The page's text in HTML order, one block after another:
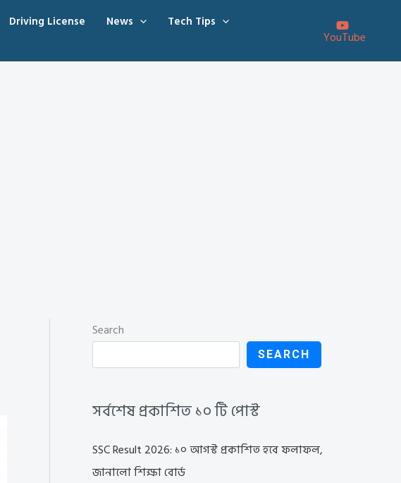
Driving License News
Tech Tips
YouTube
Search
SEARCH
সর্বশেষ প্রকাশিত ১০ টি পোস্ট
SSC Result 2026: ১০ আগস্ট প্রকাশিত হবে ফলাফল,
জানালো শিক্ষা বোর্ড